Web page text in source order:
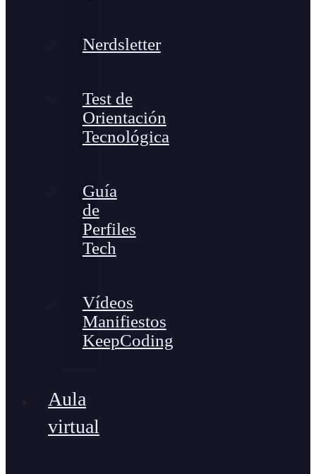
Nerdsletter
Test de
Orientación
Tecnológica
Guía
de
Perfiles
Tech
Vídeos
Manifiestos
KeepCoding
Aula
virtual